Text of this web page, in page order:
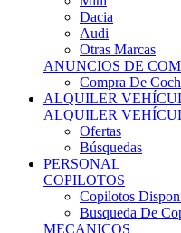
Dacia
Audi
Otras Marcas
ANUNCIOS DE
Compra De
ALQUILER
ALQUILER
Ofertas
Búsquedas
PERSONAL
COPILOTOS
Copilotos
Busqueda De
MECANICOS